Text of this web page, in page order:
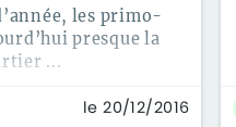
les primo-
presque la
...
le 20/12/2016